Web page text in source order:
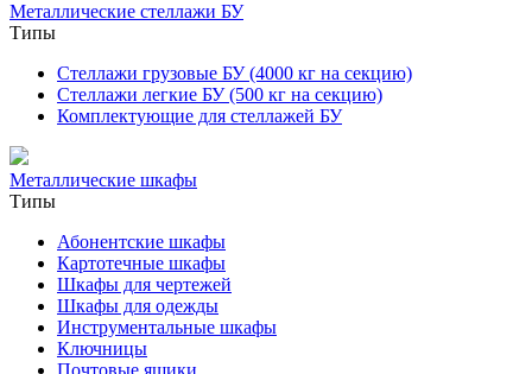
Металлические стеллажи БУ
Типы
Стеллажи грузовые БУ (4000 кг на секцию)
Стеллажи легкие БУ (500 кг на секцию)
Комплектующие для стеллажей БУ
Металлические шкафы
Типы
Абонентские шкафы
Картотечные шкафы
Шкафы для чертежей
Шкафы для одежды
Инструментальные шкафы
Ключницы
Почтовые ящики